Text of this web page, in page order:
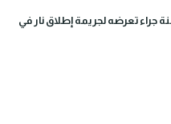
جراء تعرضه لجريمة إطلاق نار في